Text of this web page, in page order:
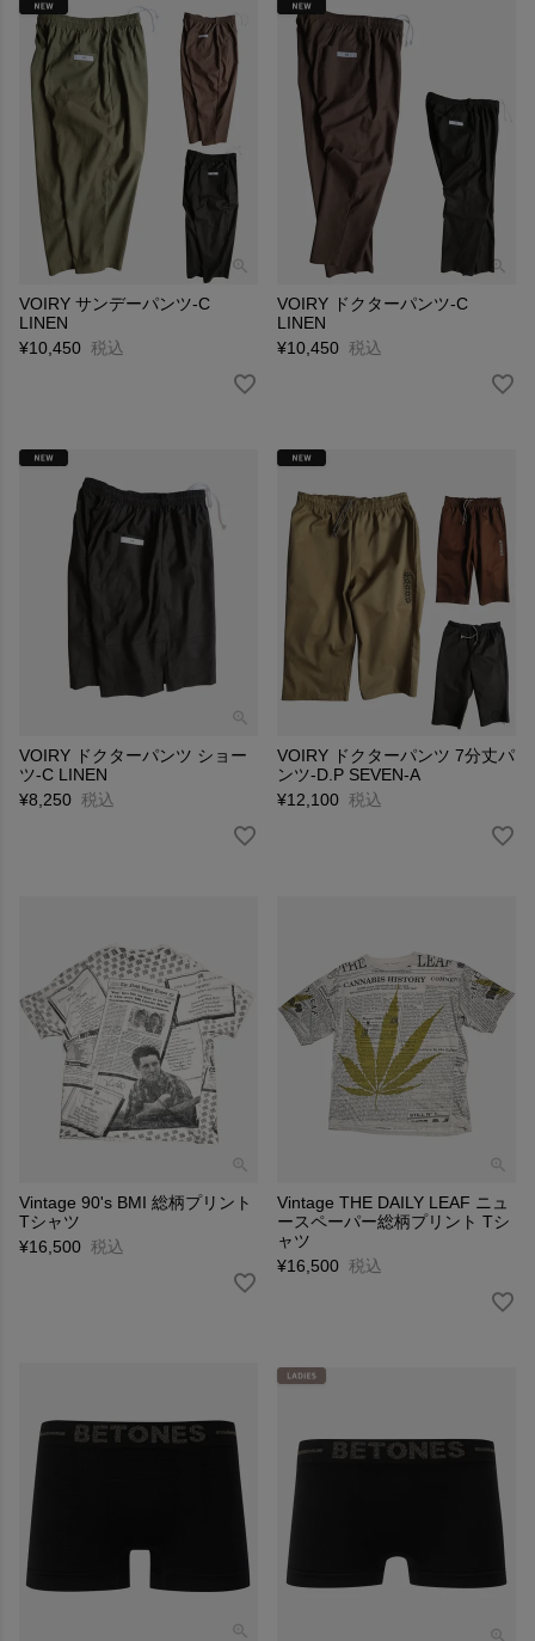
VOIRY サンデーパンツ-C
LINEN
¥10,450 税込
VOIRY ドクターパンツ-C
LINEN
¥10,450 税込
VOIRY ドクターパンツ ショー
ツ-C LINEN
¥8,250 税込
VOIRY ドクターパンツ 7分丈パ
ンツ-D.P SEVEN-A
¥12,100 税込
Vintage 90's BMI 総柄プリント
Tシャツ
¥16,500 税込
Vintage THE DAILY LEAF ニュ
ースペーパー総柄プリント Tシ
ャツ
¥16,500 税込